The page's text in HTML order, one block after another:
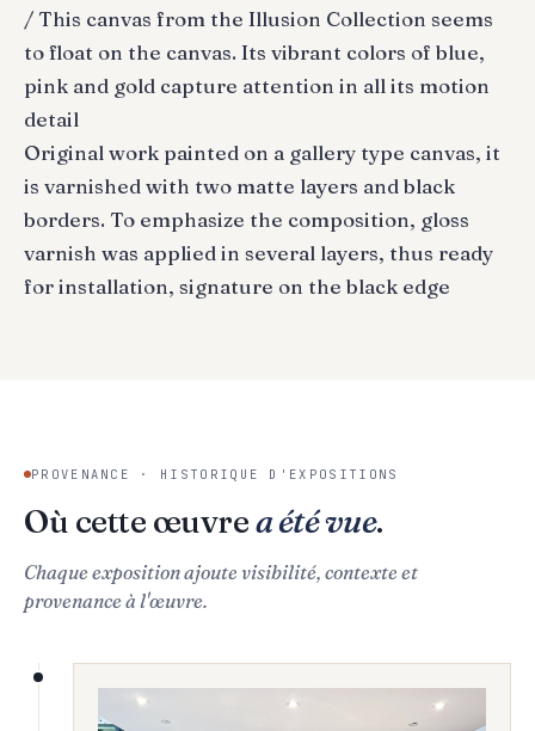
/ This canvas from the Illusion Collection seems
to float on the canvas. Its vibrant colors of blue,
pink and gold capture attention in all its motion
detail
Original work painted on a gallery type canvas, it
is varnished with two matte layers and black
borders. To emphasize the composition, gloss
varnish was applied in several layers, thus ready
for installation, signature on the black edge
PROVENANCE · HISTORIQUE D'EXPOSITIONS
Où cette œuvrea été vue.
Chaque exposition ajoute visibilité, contexte et
provenance à l'œuvre.